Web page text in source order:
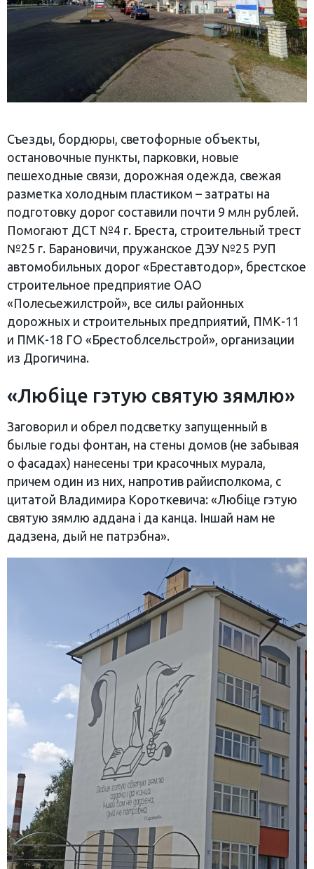
Съезды, бордюры, светофорные объекты,
остановочные пункты, парковки, новые
пешеходные связи, дорожная одежда, свежая
разметка холодным пластиком – затраты на
подготовку дорог составили почти 9 млн рублей.
Помогают ДСТ №4 г. Бреста, строительный трест
№25 г. Барановичи, пружанское ДЭУ №25 РУП
автомобильных дорог «Бреставтодор», брестское
строительное предприятие ОАО
«Полесьежилстрой», все силы районных
дорожных и строительных предприятий, ПМК-11
и ПМК-18 ГО «Брестоблсельстрой», организации
из Дрогичина.
«Любіце гэтую святую зямлю»
Заговорил и обрел подсветку запущенный в
былые годы фонтан, на стены домов (не забывая
о фасадах) нанесены три красочных мурала,
причем один из них, напротив райисполкома, с
цитатой Владимира Короткевича: «Любіце гэтую
святую зямлю аддана і да канца. Іншай нам не
дадзена, дый не патрэбна».